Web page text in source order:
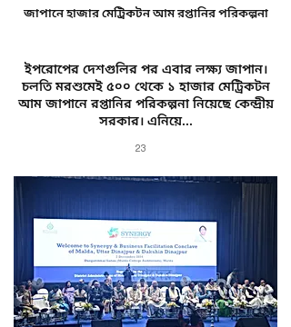
জাপানে হাজার মেট্রিকটন আম রপ্তানির পরিকল্পনা
ইপরোপের দেশগুলির পর এবার লক্ষ্য জাপান।
চলতি মরশুমেই ৫০০ থেকে ১ হাজার মেট্রিকটন
আম জাপানে রপ্তানির পরিকল্পনা নিয়েছে কেন্দ্রীয়
সরকার। এনিয়ে...
23